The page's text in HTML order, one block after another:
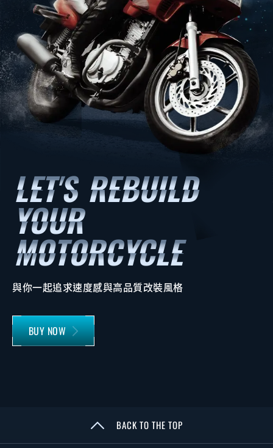
與你一起追求速度感與高品質改裝風格
BUY NOW
BACK TO THE TOP